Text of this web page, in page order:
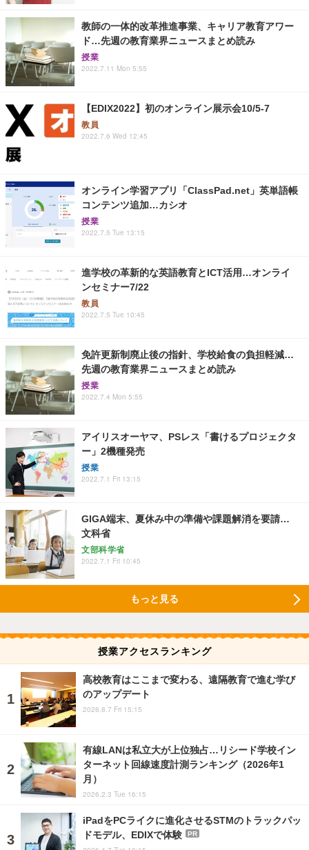
教師の一体的改革推進事業、キャリア教育アワー
ド…先週の教育業界ニュースまとめ読み
授業
2022.7.11 Mon 5:55
【EDIX2022】初のオンライン展示会10/5-7
教員
2022.7.6 Wed 12:45
オンライン学習アプリ「ClassPad.net」英単語帳
コンテンツ追加…カシオ
授業
2022.7.5 Tue 13:15
進学校の革新的な英語教育とICT活用…オンライ
ンセミナー7/22
教員
2022.7.5 Tue 10:45
免許更新制廃止後の指針、学校給食の負担軽減…
先週の教育業界ニュースまとめ読み
授業
2022.7.4 Mon 5:55
アイリスオーヤマ、PSレス「書けるプロジェクタ
ー」2機種発売
授業
2022.7.1 Fri 13:15
GIGA端末、夏休み中の準備や課題解消を要請…
文科省
文部科学省
2022.7.1 Fri 10:45
もっと見る
授業アクセスランキング
高校教育はここまで変わる、遠隔教育で進む学び
のアップデート
2026.8.7 Fri 15:15
有線LANは私立大が上位独占…リシード学校イン
ターネット回線速度計測ランキング（2026年1
月）
2026.2.3 Tue 16:15
iPadをPCライクに進化させるSTMのトラックパッ
ドモデル、EDIXで体験
PR